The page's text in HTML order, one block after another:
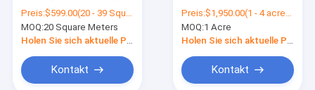
Homes Log Cabins
Log Cabins
Preis:$599.00(20 - 39 Square Meters) $559.00(>=40 Square Meters)
MOQ:20 Square Meters
Holen Sie sich aktuelle Preis
Kontakt
Pack Collapsible
Container
Accommodation
Preis:$1,950.00(1 - 4 acres) $1,949.00(5 - 9 acres) $1,948.00(>=10 acres)
MOQ:1 Acre
Holen Sie sich aktuelle Preis
Kontakt